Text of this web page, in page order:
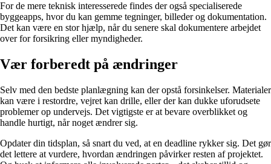
For de mere teknisk interesserede findes der også specialiserede
byggeapps, hvor du kan gemme tegninger, billeder og dokumentation.
Det kan være en stor hjælp, når du senere skal dokumentere arbejdet
over for forsikring eller myndigheder.
Vær forberedt på ændringer
Selv med den bedste planlægning kan der opstå forsinkelser. Materialer
kan være i restordre, vejret kan drille, eller der kan dukke uforudsete
problemer op undervejs. Det vigtigste er at bevare overblikket og
handle hurtigt, når noget ændrer sig.
Opdater din tidsplan, så snart du ved, at en deadline rykker sig. Det gør
det lettere at vurdere, hvordan ændringen påvirker resten af projektet.